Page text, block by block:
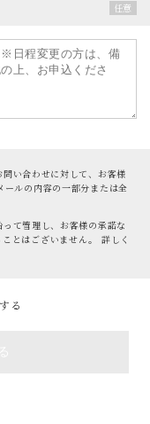
い合わせに対して、お客様
ルの内容の一部分または全
て管理し、お客様の承諾な
とはございません。 詳しく
る